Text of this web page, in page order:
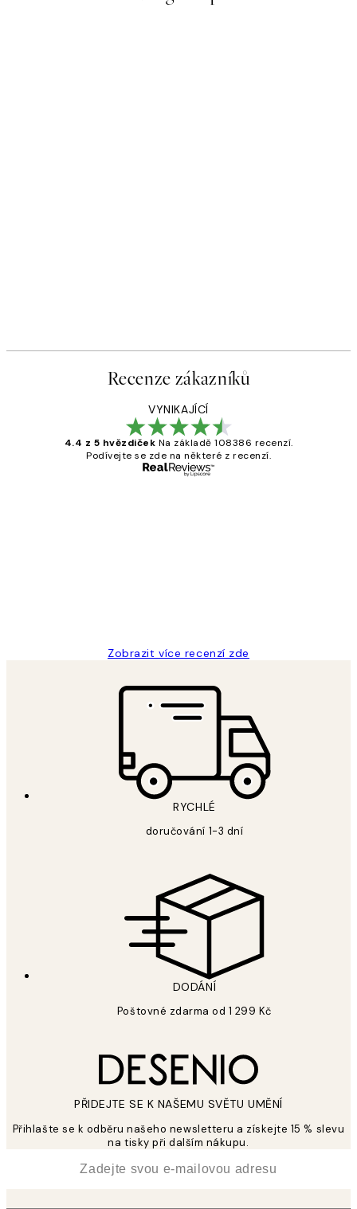
Recenze zákazníků
VYNIKAJÍCÍ
4.4 z 5 hvězdiček Na základě 108386 recenzí.
Podívejte se zde na některé z recenzí.
Zobrazit více recenzí zde
RYCHLÉ
doručování 1-3 dní
DODÁNÍ
Poštovné zdarma od 1 299 Kč
PŘIDEJTE SE K NAŠEMU SVĚTU UMĚNÍ
Přihlašte se k odběru našeho newsletteru a získejte 15 % slevu
na tisky při dalším nákupu.